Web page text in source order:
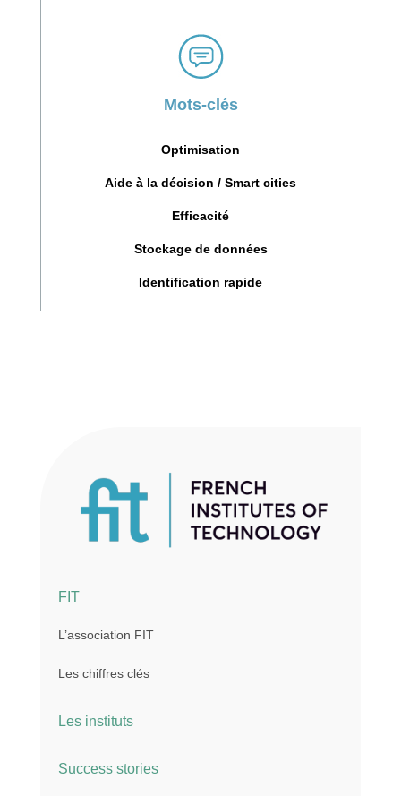
Mots-clés
Optimisation
Aide à la décision / Smart cities
Efficacité
Stockage de données
Identification rapide
FIT
L’association FIT
Les chiffres clés
Les instituts
Success stories